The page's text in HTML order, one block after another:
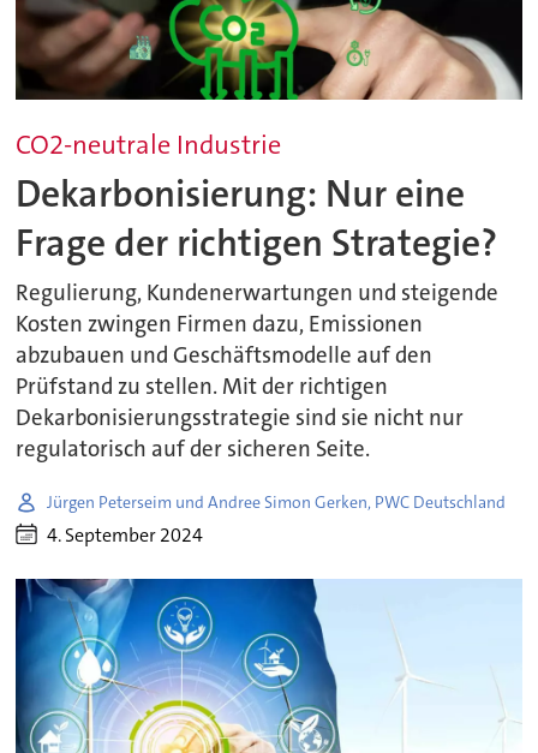
CO2-neutrale Industrie
Dekarbonisierung: Nur eine
Frage der richtigen Strategie?
Regulierung, Kundenerwartungen und steigende
Kosten zwingen Firmen dazu, Emissionen
abzubauen und Geschäftsmodelle auf den
Prüfstand zu stellen. Mit der richtigen
Dekarbonisierungsstrategie sind sie nicht nur
regulatorisch auf der sicheren Seite.
Jürgen Peterseim und Andree Simon Gerken, PWC Deutschland
4. September 2024